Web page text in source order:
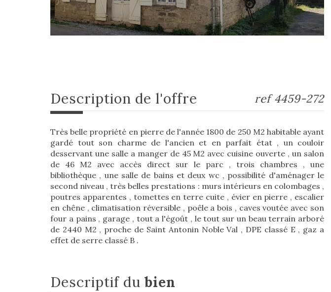
description de l'offre ref 4459-272
Très belle propriété en pierre de l'année 1800 de 250 M2 habitable ayant
gardé tout son charme de l'ancien et en parfait état , un couloir
desservant une salle a manger de 45 M2 avec cuisine ouverte , un salon
de 46 M2 avec accès direct sur le parc , trois chambres , une
bibliothèque , une salle de bains et deux wc , possibilité d'aménager le
second niveau , très belles prestations : murs intérieurs en colombages ,
poutres apparentes , tomettes en terre cuite , évier en pierre , escalier
en chêne , climatisation réversible , poêle a bois , caves voutée avec son
four a pains , garage , tout a l'égoût , le tout sur un beau terrain arboré
de 2440 M2 , proche de Saint Antonin Noble Val , DPE classé E , gaz a
effet de serre classé B .
descriptif du bien